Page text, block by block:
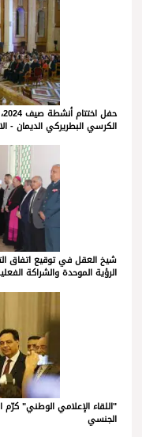
الكرسي البطريركي الديمان - الاحد ٢٢
شيخ العقل في توقيع اتفاق
الرؤية الموحدة والشراكة
"اللقاء الإعلامي الوطني"
الجنسي